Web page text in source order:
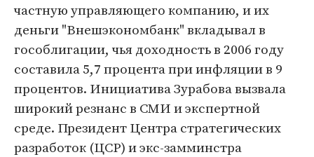
частную управляющего компанию, и их
деньги "Внешэкономбанк" вкладывал в
гособлигации, чья доходность в 2006 году
составила 5,7 процента при инфляции в 9
процентов. Инициатива Зурабова вызвала
широкий резнанс в СМИ и экспертной
среде. Президент Центра стратегических
разработок (ЦСР) и экс-замминстра